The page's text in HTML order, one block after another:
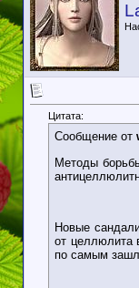
Цитата:
Сообщение от
Методы
Новые
от целлюлита
по самым